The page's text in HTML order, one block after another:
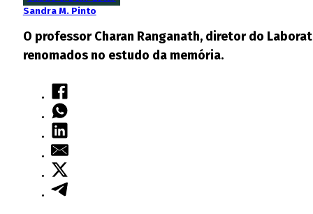
Sandra M. Pinto
O professor Charan Ranganath, diretor do
renomados no estudo da memória.